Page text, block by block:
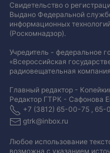
Свидетельство о
Выдано Федеральной
информационных
(Роскомнадзор).
Учредитель - федеральное
«Всероссийская
радиовещательная
Главный редактор -
Редактор ГТРК - Сафонова
+7 (3812) 65-00-75 , 65-
gtrk@inbox.ru
Любое использование
возможна с указанием